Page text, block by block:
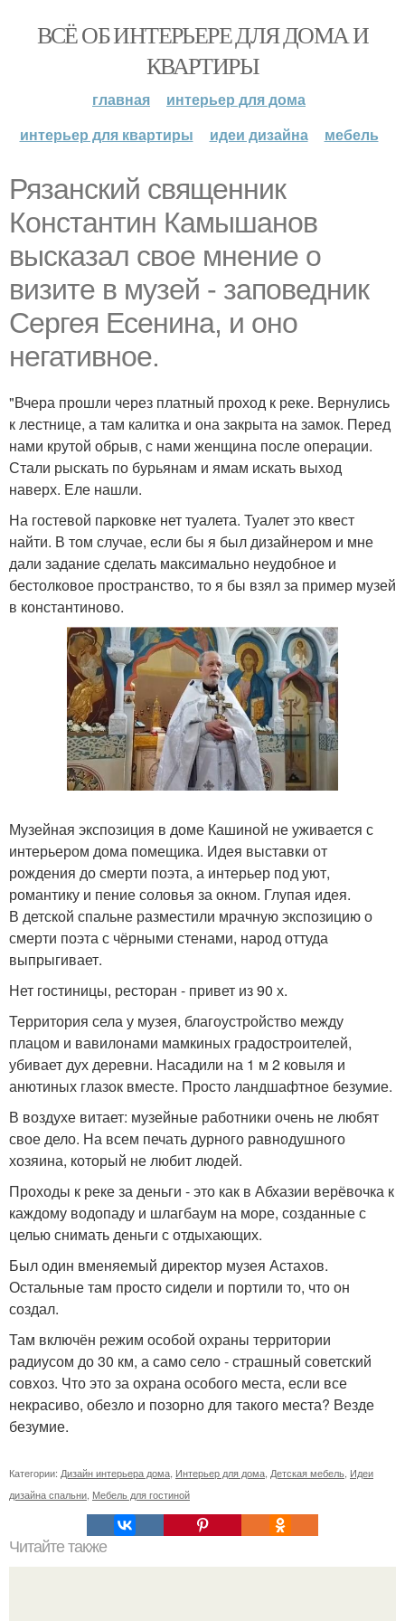
ВСЁ ОБ ИНТЕРЬЕРЕ ДЛЯ ДОМА И
КВАРТИРЫ
главная
интерьер для дома
интерьер для квартиры
идеи дизайна мебель
Рязанский священник
Константин Камышанов
высказал свое мнение о
визите в музей - заповедник
Сергея Есенина, и оно
негативное.
"Вчера прошли через платный проход к реке. Вернулись
к лестнице, а там калитка и она закрыта на замок. Перед
нами крутой обрыв, с нами женщина после операции.
Стали рыскать по бурьянам и ямам искать выход
наверх. Еле нашли.
На гостевой парковке нет туалета. Туалет это квест
найти. В том случае, если бы я был дизайнером и мне
дали задание сделать максимально неудобное и
бестолковое пространство, то я бы взял за пример музей
в константиново.
Музейная экспозиция в доме Кашиной не уживается с
интерьером дома помещика. Идея выставки от
рождения до смерти поэта, а интерьер под уют,
романтику и пение соловья за окном. Глупая идея.
В детской спальне разместили мрачную экспозицию о
смерти поэта с чёрными стенами, народ оттуда
выпрыгивает.
Нет гостиницы, ресторан - привет из 90 х.
Территория села у музея, благоустройство между
плацом и вавилонами мамкиных градостроителей,
убивает дух деревни. Насадили на 1 м 2 ковыля и
анютиных глазок вместе. Просто ландшафтное безумие.
В воздухе витает: музейные работники очень не любят
свое дело. На всем печать дурного равнодушного
хозяина, который не любит людей.
Проходы к реке за деньги - это как в Абхазии верёвочка к
каждому водопаду и шлагбаум на море, созданные с
целью снимать деньги с отдыхающих.
Был один вменяемый директор музея Астахов.
Остальные там просто сидели и портили то, что он
создал.
Там включён режим особой охраны территории
радиусом до 30 км, а само село - страшный советский
совхоз. Что это за охрана особого места, если все
некрасиво, обезло и позорно для такого места? Везде
безумие.
Категории: Дизайн интерьера дома Интерьер для дома Детская мебель Идеи
дизайна спальни Мебель для гостиной
Читайте также